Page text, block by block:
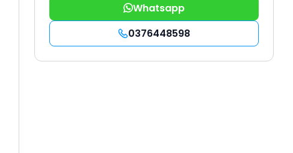
Whatsapp
0376448598